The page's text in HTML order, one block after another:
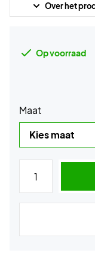
Over het
Op voorraad
Maat